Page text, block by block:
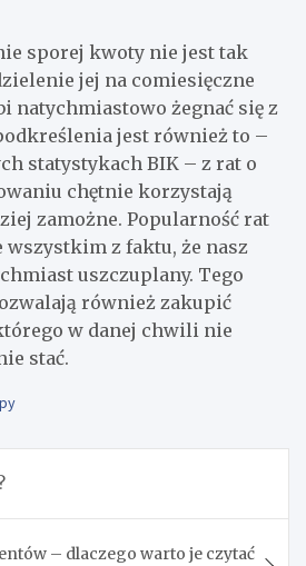
sporej kwoty nie jest tak
jej na comiesięczne
natychmiastowo żegnać się z
jest również to –
statystykach BIK – z rat o
chętnie korzystają
zamożne. Popularność rat
z faktu, że nasz
uszczuplany. Tego
również zakupić
w danej chwili nie
stać.
– dlaczego warto je czytać